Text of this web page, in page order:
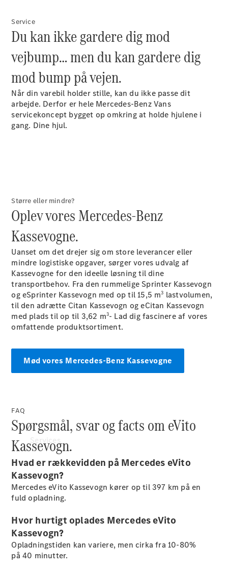
Oversigt
finansieringsydelser
Leasing og
finansiering
Eksisterende
kunde
Prislister
Digitale
tjenester
Oversigt
tjenester
Standardudstyr
Van Uptime
Monitor
Fjernbetjening
Navigation
E-mobilitet
Øvrige
digitale
tjenester
Oversigt
Service &
vedligeholdelse
Brug for
Service
Du kan ikke gardere dig mod
vejbump… men du kan gardere dig
mod bump på vejen.
Når din varebil holder stille, kan du ikke passe dit
arbejde. Derfor er hele Mercedes-Benz Vans
servicekoncept bygget op omkring at holde hjulene i
gang. Dine hjul.
Større eller mindre?
Oplev vores Mercedes-Benz
Kassevogne.
Uanset om det drejer sig om store leverancer eller
mindre logistiske opgaver, sørger vores udvalg af
Kassevogne for den ideelle løsning til dine
transportbehov. Fra den rummelige Sprinter Kassevogn
og eSprinter Kassevogn med op til 15,5 m3 lastvolumen,
til den adrætte Citan Kassevogn og eCitan Kassevogn
med plads til op til 3,62 m3- Lad dig fascinere af vores
omfattende produktsortiment.
Mød vores Mercedes-Benz Kassevogne
FAQ
Spørgsmål, svar og facts om eVito
Kassevogn.
Hvad er rækkevidden på Mercedes eVito
Kassevogn?
Mercedes eVito Kassevogn kører op til 397 km på en
fuld opladning.
Hvor hurtigt oplades Mercedes eVito
Kassevogn?
Opladningstiden kan variere, men cirka fra 10-80%
på 40 minutter.